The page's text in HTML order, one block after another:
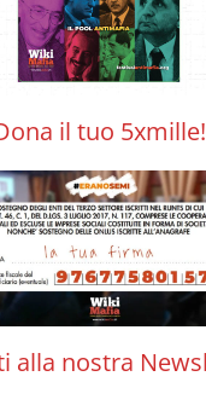
il tuo 5xmille!
alla nostra